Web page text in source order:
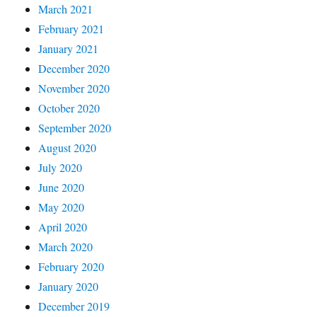
March 2021
February 2021
January 2021
December 2020
November 2020
October 2020
September 2020
August 2020
July 2020
June 2020
May 2020
April 2020
March 2020
February 2020
January 2020
December 2019